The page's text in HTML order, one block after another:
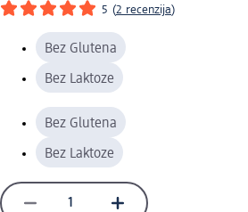
5 (2 recenzija)
Bez Glutena
Bez Laktoze
Bez Glutena
Bez Laktoze